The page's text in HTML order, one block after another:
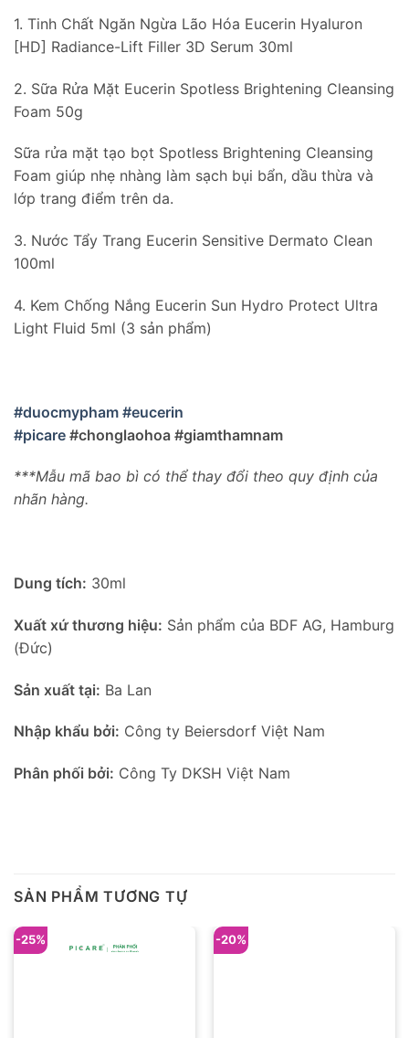
1. Tinh Chất Ngăn Ngừa Lão Hóa Eucerin Hyaluron
[HD] Radiance-Lift Filler 3D Serum 30ml
2. Sữa Rửa Mặt Eucerin Spotless Brightening Cleansing
Foam 50g
Sữa rửa mặt tạo bọt Spotless Brightening Cleansing
Foam giúp nhẹ nhàng làm sạch bụi bẩn, dầu thừa và
lớp trang điểm trên da.
3. Nước Tẩy Trang Eucerin Sensitive Dermato Clean
100ml
4. Kem Chống Nắng Eucerin Sun Hydro Protect Ultra
Light Fluid 5ml (3 sản phẩm)
#duocmypham #eucerin
#picare #chonglaohoa #giamthamnam
***Mẫu mã bao bì có thể thay đổi theo quy định của
nhãn hàng.
Dung tích: 30ml
Xuất xứ thương hiệu: Sản phẩm của BDF AG, Hamburg
(Đức)
Sản xuất tại: Ba Lan
Nhập khẩu bởi: Công ty Beiersdorf Việt Nam
Phân phối bởi: Công Ty DKSH Việt Nam
SẢN PHẨM TƯƠNG TỰ
-25% -20%